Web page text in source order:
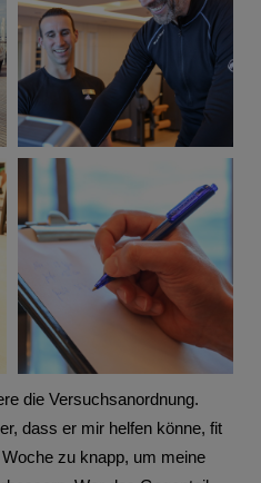
die Versuchsanordnung.
dass er mir helfen könne, fit
zu knapp, um meine